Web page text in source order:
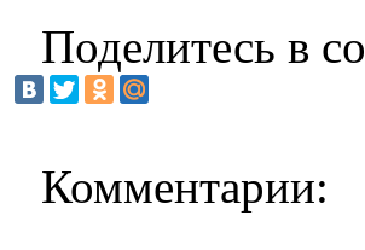
Поделитесь в
Комментарии: